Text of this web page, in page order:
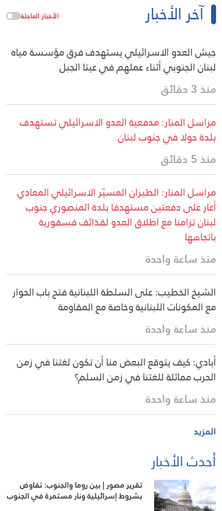
آخر الأخبار الأخبار العاجلة
جيش العدو الاسرائيلي يستهدف فرق مؤسسة مياه
لبنان الجنوبي أثناء عملهم في عيتا الجبل
منذ 3 دقائق
مراسل المنار: مدفعية العدو الاسرائيلي تستهدف
بلدة حولا في جنوب لبنان
منذ 5 دقائق
مراسل المنار: الطيران المسيّر الاسرائيلي المعادي
أغار على دفعتين مستهدفا بلدة المنصوري جنوب
لبنان تزامنا مع اطلاق العدو لقذائف فسفورية
باتجاهها
منذ ساعة واحدة
الشيخ الخطيب: على السلطة اللبنانية فتح باب الحوار
مع المكونات اللبنانية وخاصة مع المقاومة
منذ ساعة واحدة
أبادي: كيف يتوقع البعض منا أن تكون لغتنا في زمن
الحرب مماثلة للغتنا في زمن السلم؟
منذ ساعة واحدة
المزيد
أحدث الأخبار
تقرير مصور | بين روما والجنوب: تفاوض
بشروط إسرائيلية ونار مستمرة في الجنوب